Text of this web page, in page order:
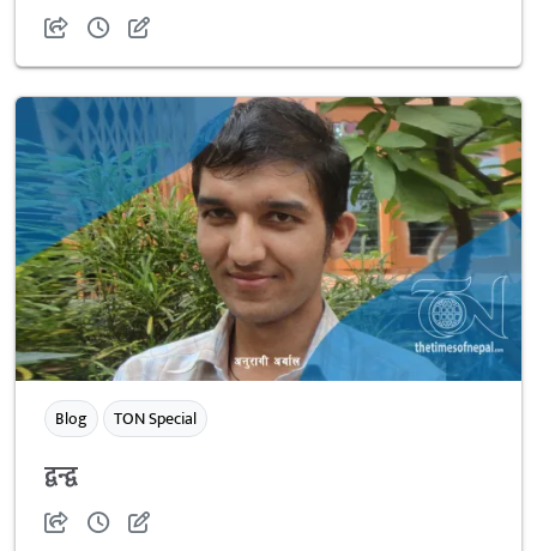
Blog TON Special
द्वन्द्व